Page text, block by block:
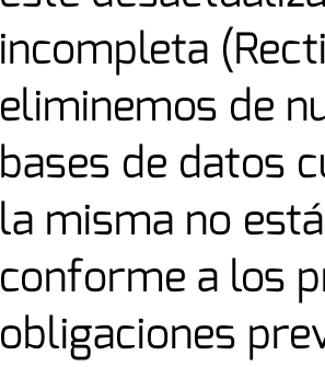
incompleta
eliminemos de
bases de datos
la misma no
conforme a los
obligaciones